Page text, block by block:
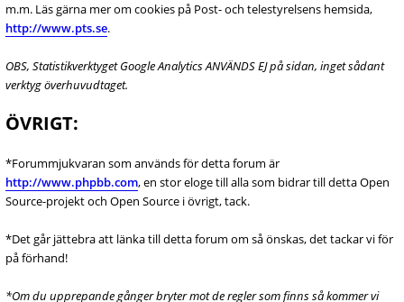
m.m. Läs gärna mer om cookies på Post- och telestyrelsens hemsida,
http://www.pts.se.
OBS, Statistikverktyget Google Analytics ANVÄNDS EJ på sidan, inget sådant
verktyg överhuvudtaget.
ÖVRIGT:
*Forummjukvaran som används för detta forum är
http://www.phpbb.com, en stor eloge till alla som bidrar till detta Open
Source-projekt och Open Source i övrigt, tack.
*Det går jättebra att länka till detta forum om så önskas, det tackar vi för
på förhand!
*Om du upprepande gånger bryter mot de regler som finns så kommer vi